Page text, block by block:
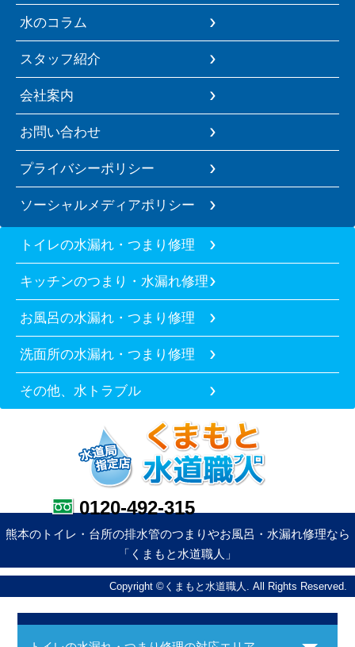
水のコラム
スタッフ紹介
会社案内
お問い合わせ
プライバシーポリシー
ソーシャルメディアポリシー
トイレの水漏れ・つまり修理
キッチンのつまり・水漏れ修理
お風呂の水漏れ・つまり修理
洗面所の水漏れ・つまり修理
その他、水トラブル
0120-492-315
熊本のトイレ・台所の排水管のつまりやお風呂・水漏れ修理なら
「くまもと水道職人」
Copyright ©くまもと水道職人. All Rights Reserved.